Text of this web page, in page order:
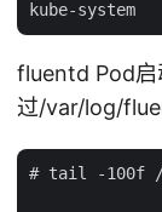
fluentd Pod启
过/var/log/
# tail -100f /